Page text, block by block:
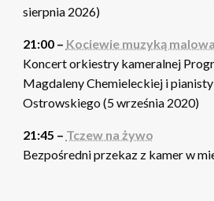
sierpnia 2026)
21:00 – Kociewie muzyką
Koncert orkiestry kameralnej
Magdaleny Chemieleckiej i
Ostrowskiego (5 września 2020)
21:45 – Tczew na żywo
Bezpośredni przekaz z kamer w